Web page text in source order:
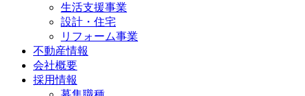
生活支援事業
設計・住宅
リフォーム事業
不動産情報
会社概要
採用情報